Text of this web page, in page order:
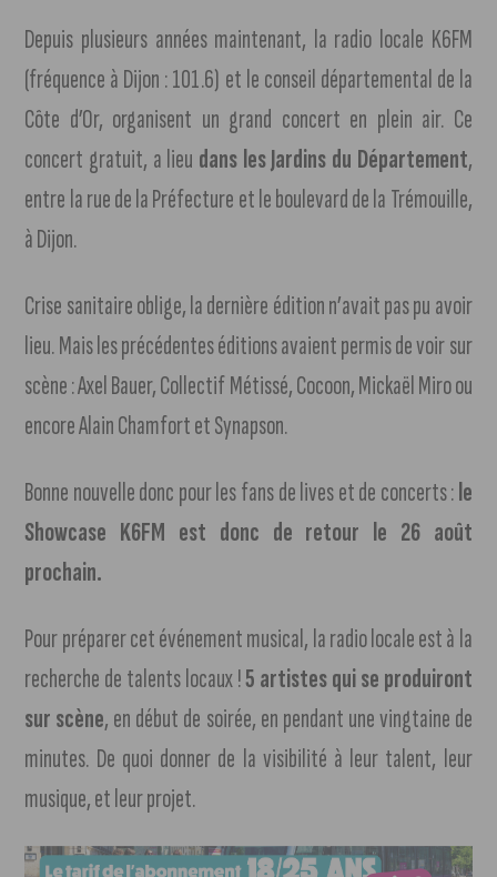
Depuis plusieurs années maintenant, la radio locale K6FM
(fréquence à Dijon : 101.6) et le conseil départemental de la
Côte d’Or, organisent un grand concert en plein air. Ce
concert gratuit, a lieu dans les Jardins du Département,
entre la rue de la Préfecture et le boulevard de la Trémouille,
à Dijon.
Crise sanitaire oblige, la dernière édition n’avait pas pu avoir
lieu. Mais les précédentes éditions avaient permis de voir sur
scène : Axel Bauer, Collectif Métissé, Cocoon, Mickaël Miro ou
encore Alain Chamfort et Synapson.
Bonne nouvelle donc pour les fans de lives et de concerts :le
Showcase K6FM est donc de retour le 26 août
prochain.
Pour préparer cet événement musical, la radio locale est à la
recherche de talents locaux !5 artistes qui se produiront
sur scène, en début de soirée, en pendant une vingtaine de
minutes. De quoi donner de la visibilité à leur talent, leur
musique, et leur projet.